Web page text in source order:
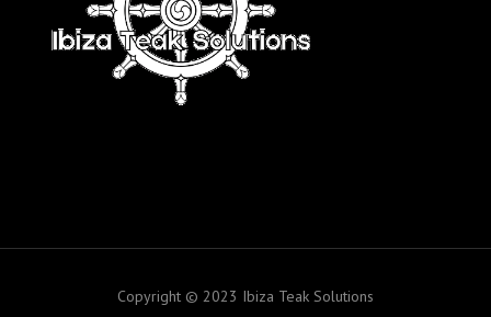
Copyright © 2023 Ibiza Teak Solutions